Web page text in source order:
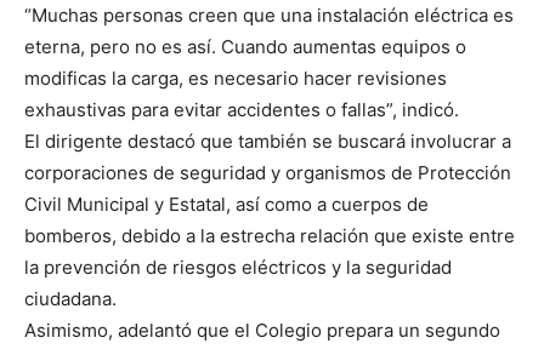
“Muchas personas creen que una instalación eléctrica es
eterna, pero no es así. Cuando aumentas equipos o
modificas la carga, es necesario hacer revisiones
exhaustivas para evitar accidentes o fallas”, indicó.
El dirigente destacó que también se buscará involucrar a
corporaciones de seguridad y organismos de Protección
Civil Municipal y Estatal, así como a cuerpos de
bomberos, debido a la estrecha relación que existe entre
la prevención de riesgos eléctricos y la seguridad
ciudadana.
Asimismo, adelantó que el Colegio prepara un segundo